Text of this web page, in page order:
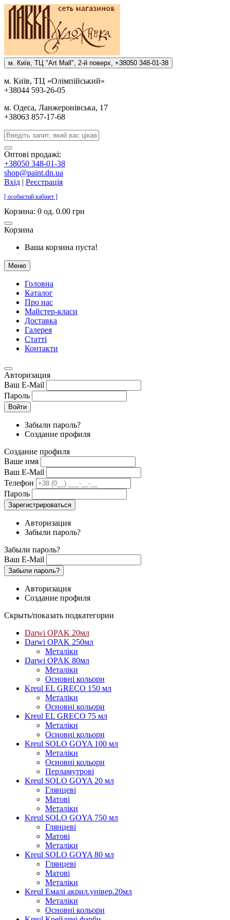
м. Киïв, ТЦ "Art Mall", 2-й поверх, +38050 348-01-38
м. Киïв, ТЦ «Олiмпiйський»
+38044 593-26-05
м. Одеса, Ланжеронiвська, 17
+38063 857-17-68
Оптові продажі:
+38050 348-01-38
shop@paint.dn.ua
Вхід | Реєстрація
[ особистий кабінет ]
Корзина: 0 од. 0.00 грн
Корзина
Ваша корзина пуста!
Меню
Головна
Каталог
Про нас
Майстер-класи
Доставка
Галерея
Статтi
Контакти
Авторизация
Ваш E-Mail
Пароль
Войти
Забыли пароль?
Создание профиля
Создание профиля
Ваше имя
Ваш E-Mail
Телефон
Пароль
Зарегистрироваться
Авторизация
Забыли пароль?
Забыли пароль?
Ваш E-Mail
Забыли пароль?
Авторизация
Создание профиля
Скрыть/показать подкатегории
Darwi OPAK 20мл
Darwi OPAK 250мл
Металіки
Darwi OPAK 80мл
Металіки
Основні кольори
Kreul EL GRECO 150 мл
Металіки
Основні кольори
Kreul EL GRECO 75 мл
Металіки
Основні кольори
Kreul SOLO GOYA 100 мл
Металіки
Основні кольори
Перламутрові
Kreul SOLO GOYA 20 мл
Глянцеві
Матові
Металіки
Kreul SOLO GOYA 750 мл
Глянцеві
Матові
Металіки
Kreul SOLO GOYA 80 мл
Глянцеві
Матові
Металіки
Kreul Емалі акрил.універ.20мл
Металіки
Основні кольори